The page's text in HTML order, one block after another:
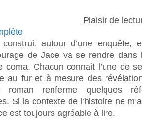
Plaisir de
autour d’une enquête,
de Jace va se rendre
coma. Chacun connait l’une de
au fur et à mesure des
roman renferme quelques
Si la contexte de l’histoire ne
est toujours agréable à lire.